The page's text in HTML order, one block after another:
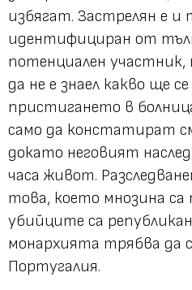
избягат. Застрелян е
идентифициран от
потенциален
да не е знаел какво ще
пристигането в
само да констатират
докато неговият
часа живот.
това, което мнозина са
убийците са
монархията трябва да
Португалия.